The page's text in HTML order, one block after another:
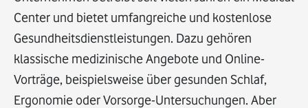
Center und bietet umfangreiche und kostenlose
Gesundheitsdienstleistungen. Dazu gehören
klassische medizinische Angebote und Online-
Vorträge, beispielsweise über gesunden Schlaf,
Ergonomie oder Vorsorge-Untersuchungen. Aber